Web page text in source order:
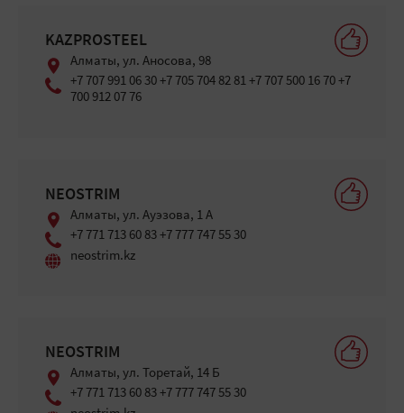
KAZPROSTEEL
Алматы, ​ул. Аносова, 98
+7 707 991 06 30 +7 705 704 82 81 +7 707 500 16 70 +7
700 912 07 76
NEOSTRIM
Алматы, ул. Ауэзова, 1 А
+7 771 713 60 83 +7 777 747 55 30
neostrim.kz
NEOSTRIM
Алматы, ул. Торетай, 14 Б
+7 771 713 60 83 +7 777 747 55 30